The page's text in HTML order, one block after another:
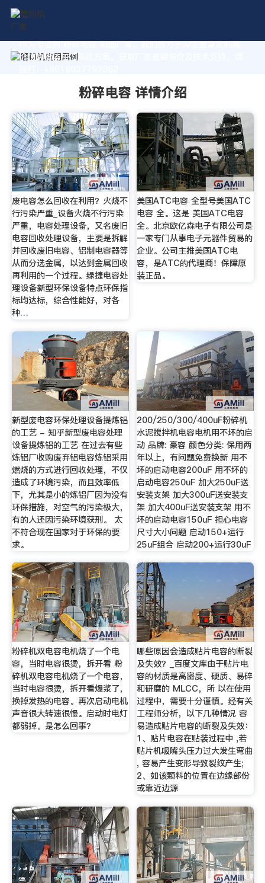
作为专业的 粉碎电容 制造厂家，我们致力于为您量身定制高
价值的粉体加工系统方案。获取厂家直销报价及技术支持，请
粉碎电容 详情介绍
废电容怎么回收在利用？火烧不
行污染严重_设备火烧不行污染
严重，电容处理设备，又名废旧
电容回收处理设备，主要是拆解
并回收废旧电容、铝制电容器等
从而分选金属，以达到金属回收
再利用的一个过程。绿捷电容处
理设备新型环保设备特点环保指
标均达标，综合性能好，对各
种…
美国ATC电容 全型号美国ATC
电容 全。这是 美国ATC电容
全。北京欧亿森电子有限公司是
一家专门从事电子元器件贸易的
企业。公司主推美国ATC电
容，是ATC的代理商！保障原
装正品。
新型废电容环保处理设备提炼铝
的工艺 - 知乎新型废电容处理
设备提炼铝的工艺 在过去有些
炼铝厂收购废弃铝电容炼铝采用
燃烧的方式进行回收处理，不仅
造成了环境污染，而且效率低
下，尤其是小的炼铝厂因为没有
环保措施，对空气的污染极大，
有的人还因污染环境获刑。 太
不符合现在国家对于环保的要
求。
200/250/300/400uF粉碎机
水泥搅拌机电容电机用不坏的启
动 品牌: 豪容 颜色分类: 保用两
年以上，有问题免费换新 用不
坏的启动电容200uF 用不坏的
启动电容250uF 加大250uF送
安装支架 加大300uF送安装支
架 加大400uF送安装支架 用不
坏的启动电容150uF 担心电容
尺寸大小问题 启动150+运行
25uF组合 启动200+运行30uF
粉碎机双电容电机烧了一个电
容，当时电容很烫，拆开看 粉
碎机双电容电机烧了一个电容，
当时电容很烫，拆开看爆浆了，
换掉发热的电容。再次启动电机
声音很大转速很慢。启动时电灯
都弱掉。是怎么回事？
哪些原因会造成贴片电容的断裂
及失效？_百度文库由于贴片电
容的材质是高密度、硬质、易碎
和研磨的 MLCC，所 以在使用
过程中，需要十分谨慎。经有关
工程师分析，以下几种情况 容
易造成贴片电容的断裂及失效：
1、贴片电容在贴装过程中 ,若
贴片机吸嘴头压力过大发生弯曲
, 容易产生变形导致裂纹产生;
2、如该颗料的位置在边缘部份
或靠近边源